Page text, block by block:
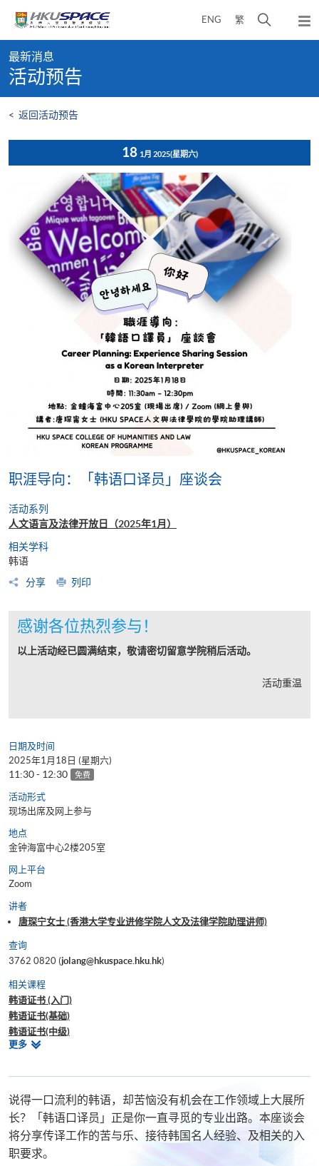
content
ENG 繁
开
弹
出
content
start
最新消息
活动预告
< 返回活动预告
18 1月 2025(星期六)
职涯导向：「韩语口译员」座谈会
活动系列
人文语言及法律开放日（2025年1月）
相关学科
韩语
分享
列印
感谢各位热烈参与！
以上活动经已圆满结束，敬请密切留意学院稍后活动。
活动重温
日期及时间
2025年1月18日 (星期六)
11:30 - 12:30 免费
活动形式
现场出席及网上参与
地点
金钟海富中心2楼205室
网上平台
Zoom
讲者
唐琛宁女士 (香港大学专业进修学院人文及法律学院助理讲师)
查询
3762 0820 (jolang@hkuspace.hku.hk)
相关课程
韩语证书 (入门)
韩语证书(基础)
韩语证书(中级)
韩语证书 (高级)
证书(单元 : 韩国文化入门)
更多相
说得一口流利的韩语，却苦恼没有机会在工作领域上大展所
长？「韩语口译员」正是你一直寻觅的专业出路。本座谈会
将分享传译工作的苦与乐、接待韩国名人经验、及相关的入
职要求。